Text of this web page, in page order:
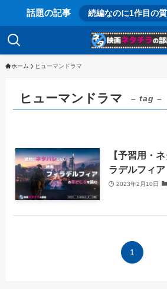
話題の記事 続編なのに1作目の
ホーム ヒューマンドラマ
ヒューマンドラマ – tag –
【予習用・
ラデルフィ
2023年2月10日
1